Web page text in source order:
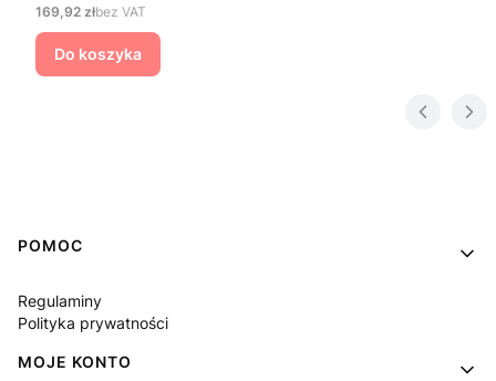
Cena
169,92 złbez VAT
Do koszyka
Linki w stopce
POMOC
Regulaminy
Polityka prywatności
MOJE KONTO